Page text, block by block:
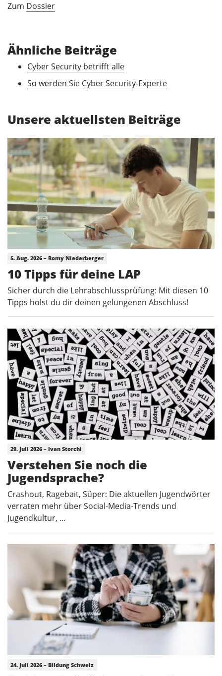
Zum Dossier
Ähnliche Beiträge
Cyber Security betrifft alle
So werden Sie Cyber Security-Experte
Unsere aktuellsten Beiträge
5. Aug. 2026 – Romy Niederberger
10 Tipps für deine LAP
Sicher durch die Lehrabschlussprüfung: Mit diesen 10
Tipps holst du dir deinen gelungenen Abschluss!
29. Juli 2026 – Ivan Storchi
Verstehen Sie noch die
Jugendsprache?
Crashout, Ragebait, Süper: Die aktuellen Jugendwörter
verraten mehr über Social-Media-Trends und
Jugendkultur, ...
24. Juli 2026 – Bildung Schweiz